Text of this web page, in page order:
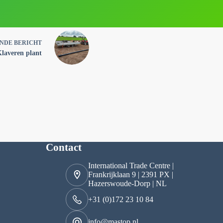
BERICHT
plant
Contact
International Trade Centre |
Frankrijklaan 9 | 2391 PX |
Hazerswoude-Dorp | NL
+31 (0)172 23 10 84